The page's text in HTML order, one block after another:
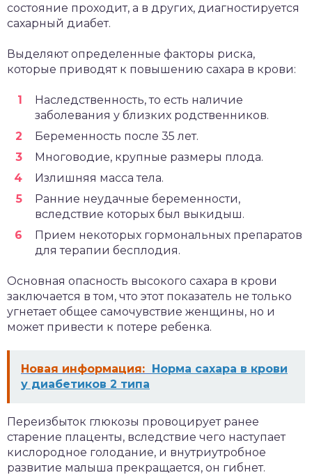
состояние проходит, а в других, диагностируется
сахарный диабет.
Выделяют определенные факторы риска,
которые приводят к повышению сахара в крови:
Наследственность, то есть наличие
заболевания у близких родственников.
Беременность после 35 лет.
Многоводие, крупные размеры плода.
Излишняя масса тела.
Ранние неудачные беременности,
вследствие которых был выкидыш.
Прием некоторых гормональных препаратов
для терапии бесплодия.
Основная опасность высокого сахара в крови
заключается в том, что этот показатель не только
угнетает общее самочувствие женщины, но и
может привести к потере ребенка.
Новая информация: Норма сахара в крови
у диабетиков 2 типа
Переизбыток глюкозы провоцирует ранее
старение плаценты, вследствие чего наступает
кислородное голодание, и внутриутробное
развитие малыша прекращается, он гибнет.